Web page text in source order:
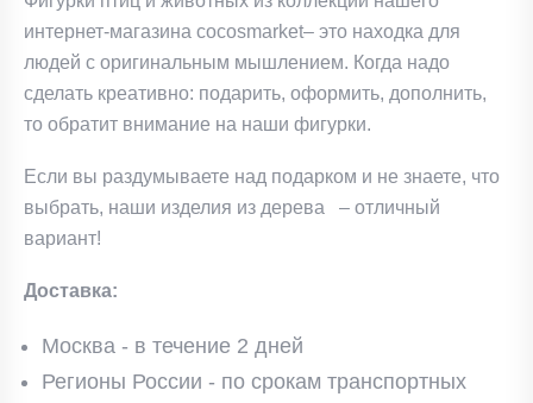
интернет-магазина cocosmarket– это находка для
людей с оригинальным мышлением. Когда надо
сделать креативно: подарить, оформить, дополнить,
то обратит внимание на наши фигурки.
Если вы раздумываете над подарком и не знаете, что
выбрать, наши изделия из дерева – отличный
вариант!
Доставка:
Москва - в течение 2 дней
Регионы России - по срокам транспортных